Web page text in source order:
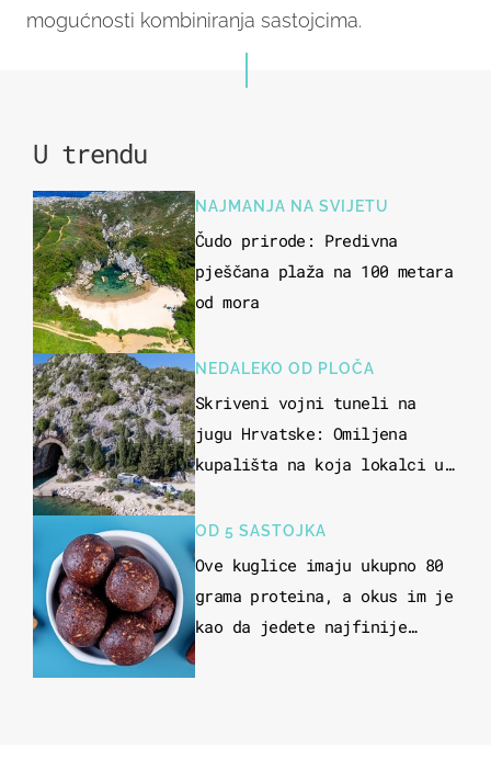
mogućnosti kombiniranja sastojcima.
U trendu
NAJMANJA NA SVIJETU
Čudo prirode: Predivna
pješčana plaža na 100 metara
od mora
NEDALEKO OD PLOČA
Skriveni vojni tuneli na
jugu Hrvatske: Omiljena
kupališta na koja lokalci u
u more
OD 5 SASTOJKA
Ove kuglice imaju ukupno 80
grama proteina, a okus im je
kao da jedete najfinije